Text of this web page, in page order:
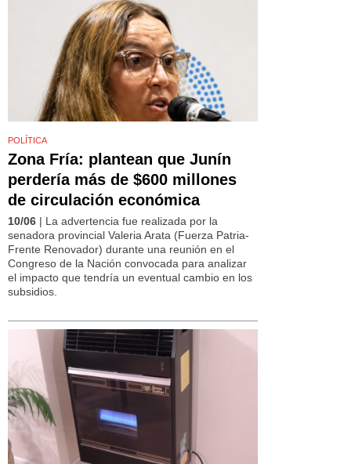
POLÍTICA
Zona Fría: plantean que Junín
perdería más de $600 millones
de circulación económica
10/06 | La advertencia fue realizada por la
senadora provincial Valeria Arata (Fuerza Patria-
Frente Renovador) durante una reunión en el
Congreso de la Nación convocada para analizar
el impacto que tendría un eventual cambio en los
subsidios.